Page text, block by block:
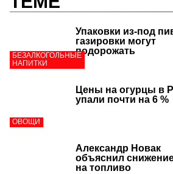
БЕЗАЛКОГОЛЬНЫЕ
НАПИТКИ
Упаковки из-под
газировки могут
подорожать
ОВОЩИ
Цены на огурцы в
упали почти на 6 %
Александр Новак
объяснил
на топливо